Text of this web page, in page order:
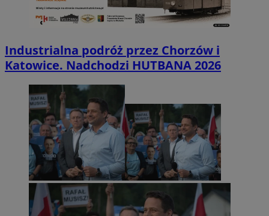
Industrialna podróż przez Chorzów i
Katowice. Nadchodzi HUTBANA 2026